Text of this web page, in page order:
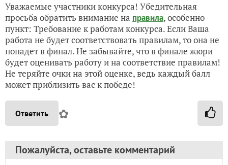
Уважаемые участники конкурса! Убедительная
просьба обратить внимание на правила, особенно
пункт: Требование к работам конкурса. Если Ваша
работа не будет соответствовать правилам, то она не
попадет в финал. Не забывайте, что в финале жюри
будет оценивать работу и на соответствие правилам!
Не теряйте очки на этой оценке, ведь каждый балл
может приблизить вас к победе!
Ответить ✿
Пожалуйста, оставьте комментарий